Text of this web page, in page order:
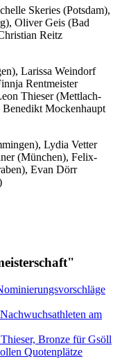
Skeries (Potsdam),
Oliver Geis (Bad
Reitz
Larissa Weindorf
Rentmeister
Thieser (Mettlach-
Benedikt Mockenhaupt
Lydia Vetter
(München), Felix-
Evan Dörr
am
Bronze für Gsöll
Quotenplätze